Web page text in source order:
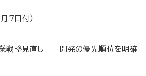
8月7日付）
業戦略見直し 開発の優先順位を明確